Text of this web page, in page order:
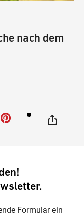
nach dem
Formular ein